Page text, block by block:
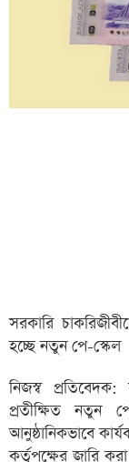
সরকারি
হচ্ছে নতুন পে-স্কেল
নিজস্ব প্রতিবেদক:
প্রতীক্ষিত নতুন
আনুষ্ঠানিকভাবে
কর্তৃপক্ষের জারি